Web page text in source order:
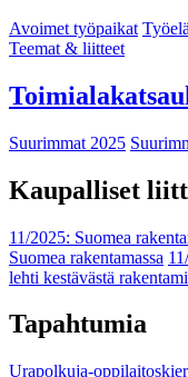
Avoimet työpaikat
Teemat & liitteet
Suurimmat 2025
Kaupalliset
11/2025: Suomea
Suomea rakentamassa
lehti kestävästä
Tapahtumia
Urapolkuja-